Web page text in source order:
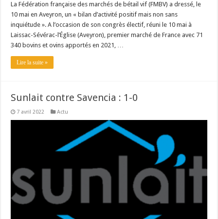
La Fédération française des marchés de bétail vif (FMBV) a dressé, le
10 mai en Aveyron, un « bilan d’activité positif mais non sans
inquiétude ». A l’occasion de son congrès électif, réuni le 10 mai à
Laissac-Sévérac-l’Église (Aveyron), premier marché de France avec 71
340 bovins et ovins apportés en 2021, …
Lire la suite »
Sunlait contre Savencia : 1-0
7 avril 2022 Actu